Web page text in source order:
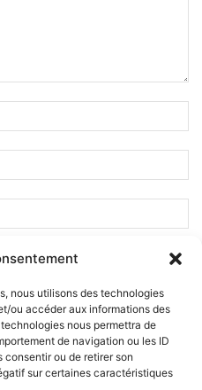
nous utilisons des technologies
ou accéder aux informations des
nous permettra de
de navigation ou les ID
consentir ou de retirer son
sur certaines caractéristiques